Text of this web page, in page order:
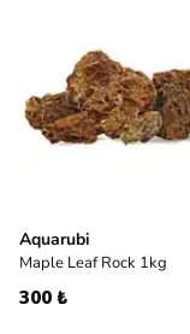
Aquarubi
Maple Leaf Rock 1kg
300 ₺